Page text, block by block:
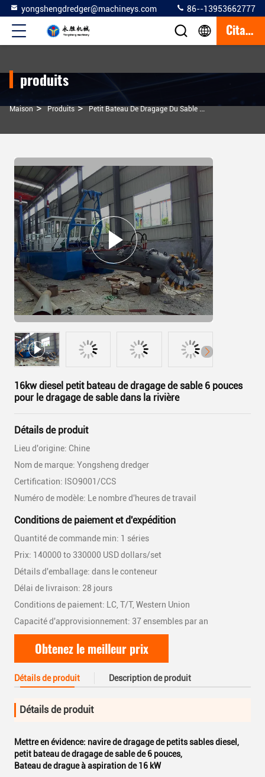
yongshengdredger@machineys.com 86--13953662777
Citation
produits
Maison > Produits > Petit Bateau De Dragage Du Sable >
16kw diesel petit bateau de dragage de sable 6 pouces
pour le dragage de sable dans la rivière
Détails de produit
Lieu d'origine: Chine
Nom de marque: Yongsheng dredger
Certification: ISO9001/CCS
Numéro de modèle: Le nombre d'heures de travail
Conditions de paiement et d'expédition
Quantité de commande min: 1 séries
Prix: 140000 to 330000 USD dollars/set
Détails d'emballage: dans le conteneur
Délai de livraison: 28 jours
Conditions de paiement: LC, T/T, Western Union
Capacité d'approvisionnement: 37 ensembles par an
Obtenez le meilleur prix
Détails de produit Description de produit
Détails de produit
Mettre en évidence: navire de dragage de petits sables diesel,
petit bateau de dragage de sable de 6 pouces,
Bateau de drague à aspiration de 16 kW